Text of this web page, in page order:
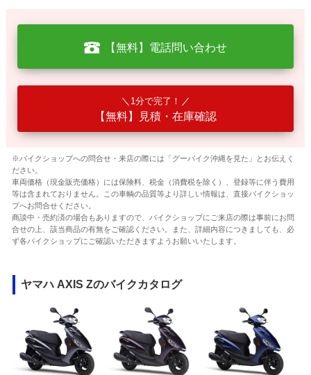
【無料】電話問い合わせ
1分で完了！
【無料】見積・在庫確認
※バイクショップへの問合せ・来店の際には「グーバイク沖縄を見た」とお伝えく
ださい。
車両価格（現金販売価格）には保険料、税金（消費税を除く）、登録等に伴う費用
等は含まれておりません。この車輌の品質等より詳しい情報は、直接バイクショッ
プへお問合せください。
商談中・売約済の場合もありますので、バイクショップにご来店の際は事前にお問
合せの上、該当商品の有無をご確認ください。また、詳細内容につきましても、必
ず各バイクショップにご確認いただきますようお願いいたします。
ヤマハ AXIS Zのバイクカタログ